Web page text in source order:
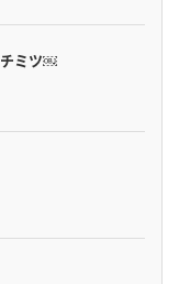
チミツ￼